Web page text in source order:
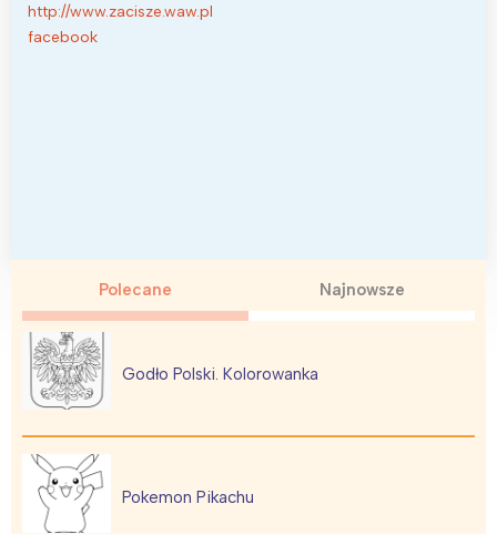
http://www.zacisze.waw.pl
facebook
Polecane Najnowsze
Godło Polski. Kolorowanka
Pokemon Pikachu